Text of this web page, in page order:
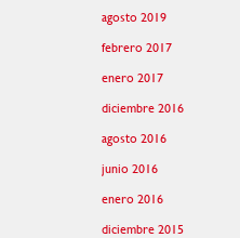
agosto 2019
febrero 2017
enero 2017
diciembre 2016
agosto 2016
junio 2016
enero 2016
diciembre 2015